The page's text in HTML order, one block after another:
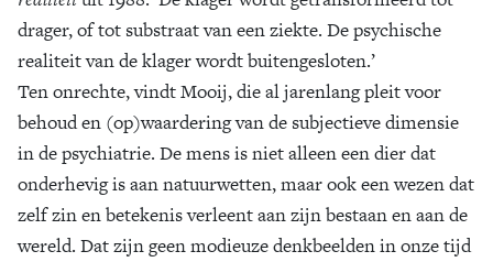
drager, of tot substraat van een ziekte. De psychische
realiteit van de klager wordt buitengesloten.’
Ten onrechte, vindt Mooij, die al jarenlang pleit voor
behoud en (op)waardering van de subjectieve dimensie
in de psychiatrie. De mens is niet alleen een dier dat
onderhevig is aan natuurwetten, maar ook een wezen dat
zelf zin en betekenis verleent aan zijn bestaan en aan de
wereld. Dat zijn geen modieuze denkbeelden in onze tijd